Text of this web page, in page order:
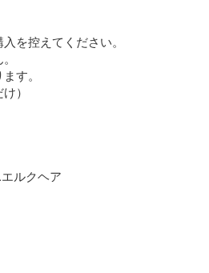
を控えてください。
す。
）
ルクヘア